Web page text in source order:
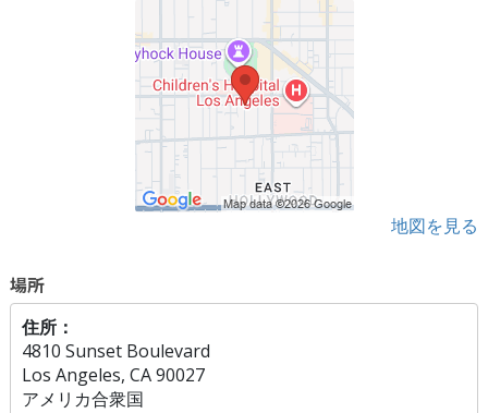
地図を見る
場所
住所：
4810 Sunset Boulevard
Los Angeles, CA 90027
アメリカ合衆国